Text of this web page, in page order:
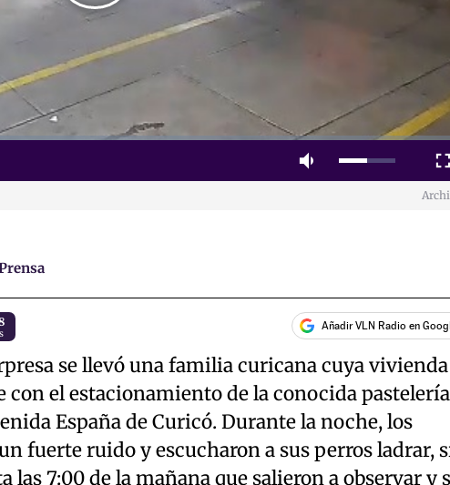
Mute
Añadir VLN Radio en
se llevó una familia curicana cuya vivienda
el estacionamiento de la conocida pastelería
España de Curicó. Durante la noche, los
fuerte ruido y escucharon a sus perros ladrar,
las 7:00 de la mañana que salieron a observar y